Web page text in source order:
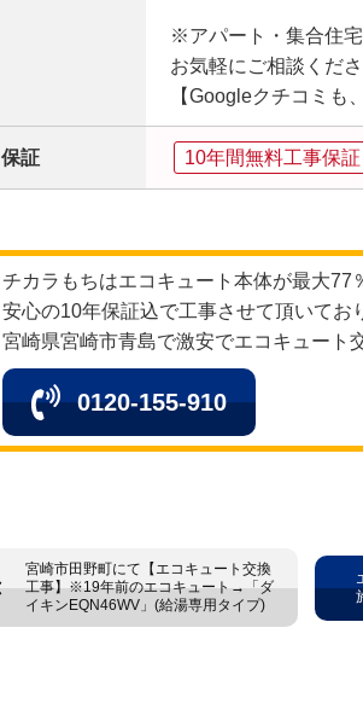
※アパート・集合住
お気軽にご相談くださ
【Googleクチコミも
保証 10年間無料工事保証
チカラもちはエコキュート本体が最大77
安心の10年保証込で工事させて頂いてお
宮崎県宮崎市青島で激安でエコキュート
0120-155-910
宮崎市田野町にて【エコキュート交換
工事】※19年前のエコキュート→「ダ
イキンEQN46WV」(給湯専用タイプ)